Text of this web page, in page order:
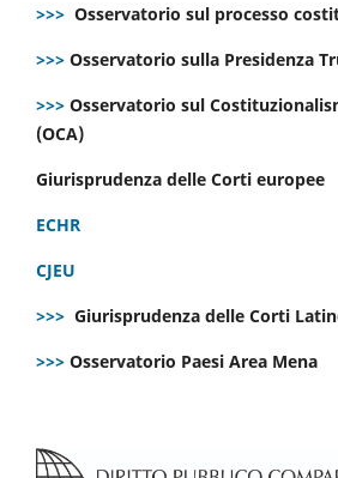
>>> Osservatorio sul processo
>>> Osservatorio sulla Presidenza
>>> Osservatorio sul
(OCA)
Giurisprudenza delle Corti europee
ECHR
CJEU
>>> Giurisprudenza delle Corti
>>> Osservatorio Paesi Area Mena